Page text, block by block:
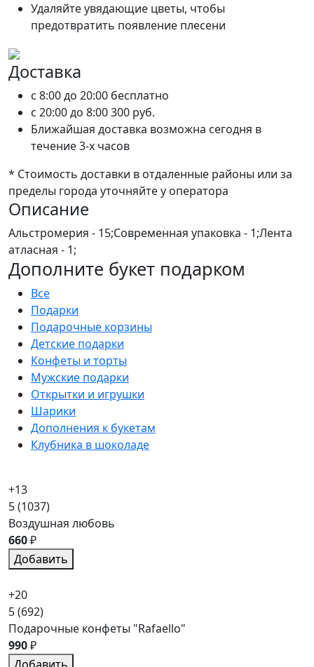
Удаляйте увядающие цветы, чтобы
предотвратить появление плесени
Доставка
c 8:00 до 20:00 бесплатно
c 20:00 до 8:00300 руб.
Ближайшая доставка возможна сегодня в
течение 3-х часов
* Стоимость доставки в отдаленные районы или за
пределы города уточняйте у оператора
Описание
Альстромерия - 15;Современная упаковка - 1;Лента
атласная - 1;
Дополните букет подарком
Все
Подарки
Подарочные корзины
Детские подарки
Конфеты и торты
Мужские подарки
Открытки и игрушки
Шарики
Дополнения к букетам
Клубника в шоколаде
+13
5(1037)
Воздушная любовь
660₽
Добавить
+20
5(692)
Подарочные конфеты "Rafaello"
990₽